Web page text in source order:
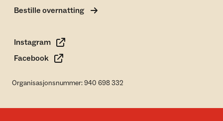
Bestille overnatting
Instagram
Facebook
Organisasjonsnummer: 940 698 332